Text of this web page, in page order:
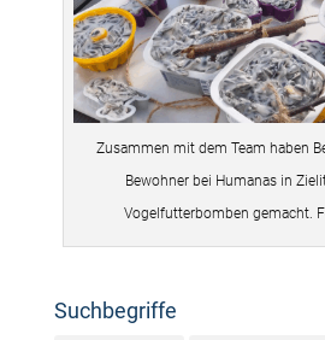
Zusammen mit dem Team haben
Bewohner bei Humanas in
Vogelfutterbomben gemacht.
Suchbegriffe